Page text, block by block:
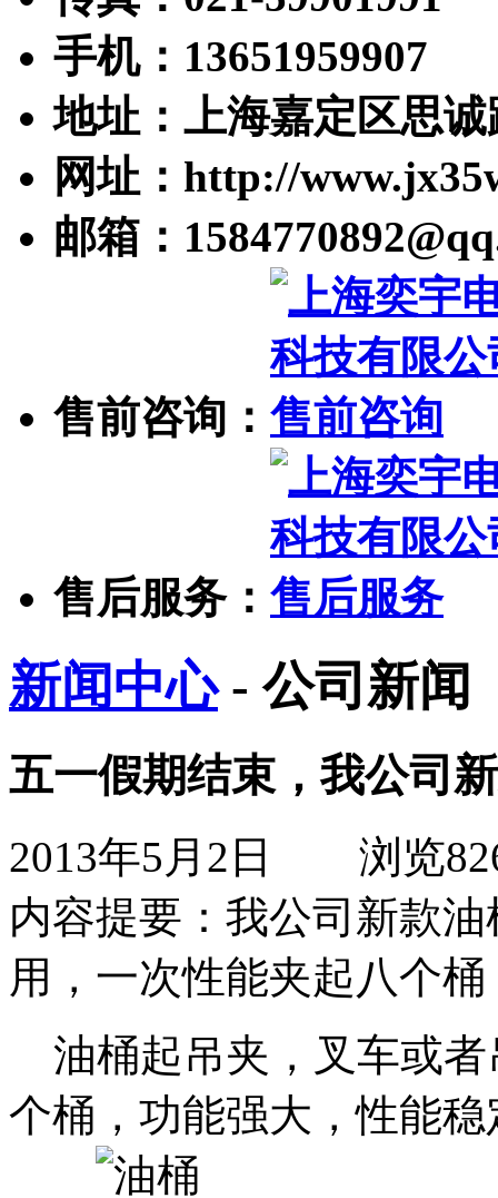
手机：13651959907
地址：上海嘉定区思诚
网址：http://
邮箱：
售前咨询：
售后服务：
新闻中心- 公司新闻
五一假期结束，我公司
2013年5月2日 浏览
内容提要： 我公司新款
用，一次性能夹起八个桶
油桶起吊夹，叉车或者
个桶，功能强大，性能